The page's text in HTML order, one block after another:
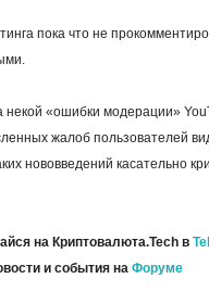
пока что не
некой «ошибки модерации»
жалоб пользователей
нововведений касательно
на Криптовалюта.Tech в
и события на Форуме